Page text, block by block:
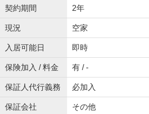
契約期間 2年
現況 空家
入居可能日 即時
保険加入 / 料金 有 / -
保証人代行義務 必加入
保証会社 その他